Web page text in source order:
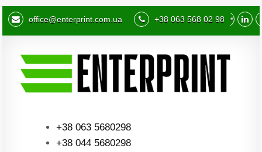
office@enterprint.com.ua +38 063 568 02 98
+38 063 5680298
+38 044 5680298